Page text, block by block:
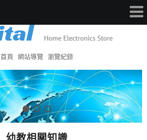
首頁 網站導覽 瀏覽紀錄